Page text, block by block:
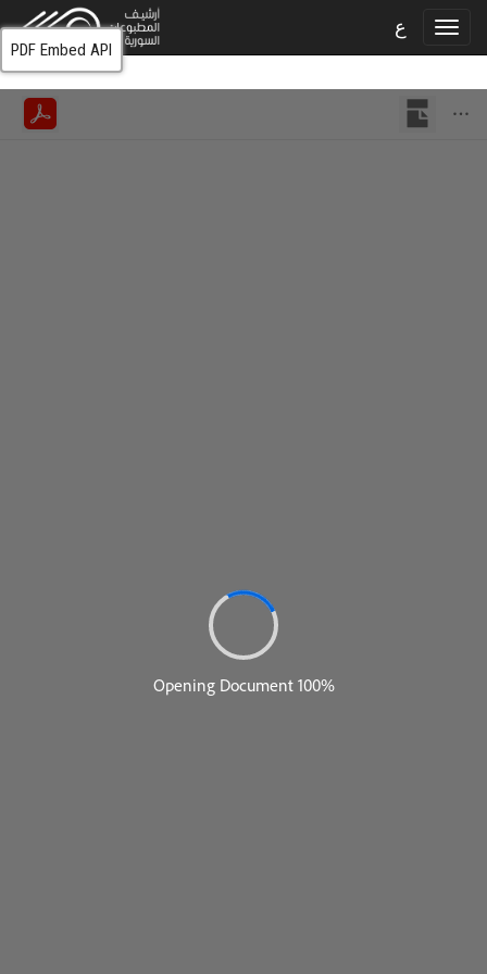
ع
PDF Embed API